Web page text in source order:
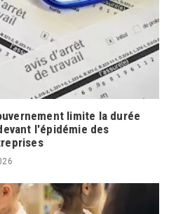
limite la durée
l'épidémie des